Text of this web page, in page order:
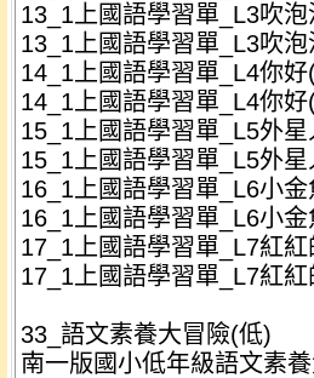
13_1上國語學習單_L3吹
13_1上國語學習單_L3吹
14_1上國語學習單_L4你
14_1上國語學習單_L4你
15_1上國語學習單_L5外
15_1上國語學習單_L5外
16_1上國語學習單_L6小
16_1上國語學習單_L6小
17_1上國語學習單_L7紅
17_1上國語學習單_L7紅
33_語文素養大冒險(低)
南一版國小低年級語文素